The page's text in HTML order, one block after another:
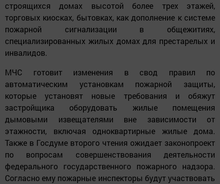
строящихся домах высотой более трех этажей,
торговых киосках, бытовках, как дополнение к системе
пожарной сигнализации в общежитиях,
специализированных жилых домах для престарелых и
инвалидов.
МЧС готовит изменения в свод правил по
автоматическим установкам пожарной защиты,
которые установят новые требования и обяжут
застройщика оборудовать жилые помещения
дымовыми извещателями вне зависимости от
этажности, включая одноквартирные жилые дома.
Также в Госдуме второго чтения ожидает законопроект
по вопросам совершенствования деятельности
федерального государственного пожарного надзора.
Согласно ему пожарные инспекторы будут участвовать